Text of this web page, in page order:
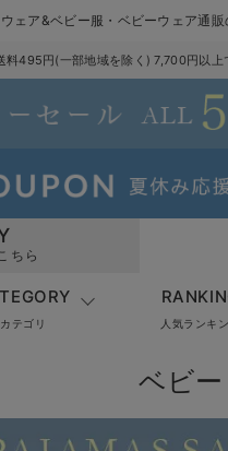
ェア&ベビー服・ベビーウェア通販
料495円(一部地域を除く) 7,700円以上
ちら
カテゴリ 人気ランキ
ベビ